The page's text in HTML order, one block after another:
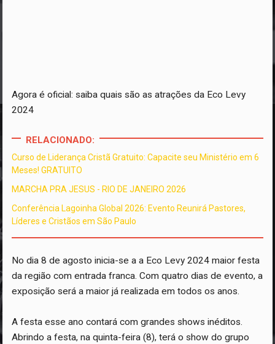
Agora é oficial: saiba quais são as atrações da Eco Levy
2024
RELACIONADO:
Curso de Liderança Cristã Gratuito: Capacite seu Ministério em 6
Meses! GRATUITO
MARCHA PRA JESUS - RIO DE JANEIRO 2026
Conferência Lagoinha Global 2026: Evento Reunirá Pastores,
Líderes e Cristãos em São Paulo
No dia 8 de agosto inicia-se a a Eco Levy 2024 maior festa
da região com entrada franca. Com quatro dias de evento, a
exposição será a maior já realizada em todos os anos.
A festa esse ano contará com grandes shows inéditos.
Abrindo a festa, na quinta-feira (8), terá o show do grupo